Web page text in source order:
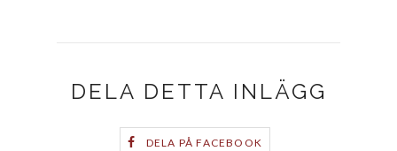
DELA DETTA INLÄGG
DELA PÅ FACEBOOK